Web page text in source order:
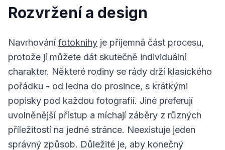
Rozvržení a design
Navrhování fotoknihy je příjemná část procesu,
protože jí můžete dát skutečně individuální
charakter. Některé rodiny se rády drží klasického
pořádku - od ledna do prosince, s krátkými
popisky pod každou fotografií. Jiné preferují
uvolněnější přístup a míchají záběry z různých
příležitostí na jedné stránce. Neexistuje jeden
správný způsob. Důležité je, aby konečný